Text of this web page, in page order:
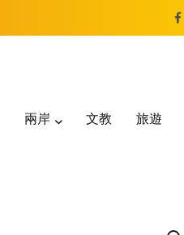
兩岸 文教 旅遊